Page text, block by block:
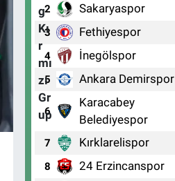
2 Sakaryaspor
3 Fethiyespor
4 İnegölspor
5 Ankara Demirspor
6
Karacabey
Belediyespor
7 Kırklarelispor
8 24 Erzincanspor